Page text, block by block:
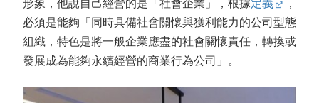
必須是能夠「同時具備社會關懷與獲利能力的公司型態
組織，特色是將一般企業應盡的社會關懷責任，轉換或
發展成為能夠永續經營的商業行為公司」。